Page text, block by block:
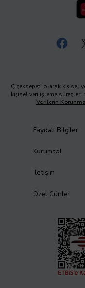
Çiçeksepeti olarak kişisel
kişisel veri işleme süreçleri
Verilerin
Faydalı Bilgiler
Kurumsal
İletişim
Özel Günler